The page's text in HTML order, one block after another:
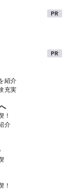
紹介
充実
！
介
！